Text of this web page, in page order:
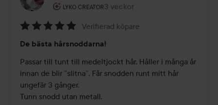
LYKO CREATOR
Användarens roll: Lyko Creator.
3 veckor
Inlägget skapades 3 veckor
5
av
5
Verifierad köpare
De bästa hårsnoddarna!
Passar till tunt till medeltjockt hår. Håller i många år
innan de blir ”slitna”. Får snodden runt mitt hår
ungefär 3 gånger.
Tunn snodd utan metall.